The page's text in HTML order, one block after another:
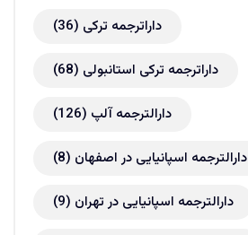
داراترجمه ترکی (36)
داراترجمه ترکی استانبولی (68)
دارالترجمه آلپ (126)
دارالترجمه اسپانیایی در اصفهان (8)
دارالترجمه اسپانیایی در تهران (9)